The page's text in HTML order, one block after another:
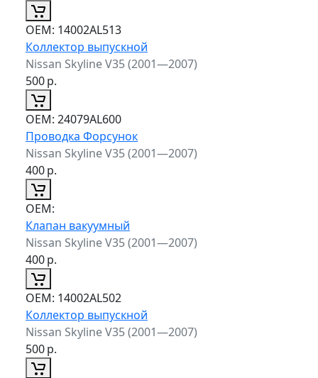
ОЕМ: 14002AL513
Коллектор выпускной
Nissan Skyline V35 (2001—2007)
500р.
ОЕМ: 24079AL600
Проводка Форсунок
Nissan Skyline V35 (2001—2007)
400р.
ОЕМ:
Клапан вакуумный
Nissan Skyline V35 (2001—2007)
400р.
ОЕМ: 14002AL502
Коллектор выпускной
Nissan Skyline V35 (2001—2007)
500р.